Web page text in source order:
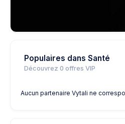
Populaires dans Santé
Découvrez 0 offres VIP
Aucun partenaire Vytali ne